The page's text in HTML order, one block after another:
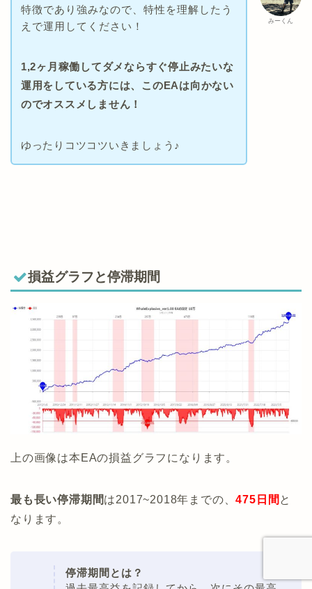
みーくん
特徴であり強みなので、特性を理解したう
えで運用してください！
1,2ヶ月稼働してダメならすぐ停止みたいな
運用をしている方には、このEAは向かない
のでオススメしません！
ゆったりコツコツいきましょう♪
損益グラフと停滞期間
上の画像は本EAの損益グラフになります。
最も長い停滞期間は2017~2018年までの、475日間 と
なります。
停滞期間とは？